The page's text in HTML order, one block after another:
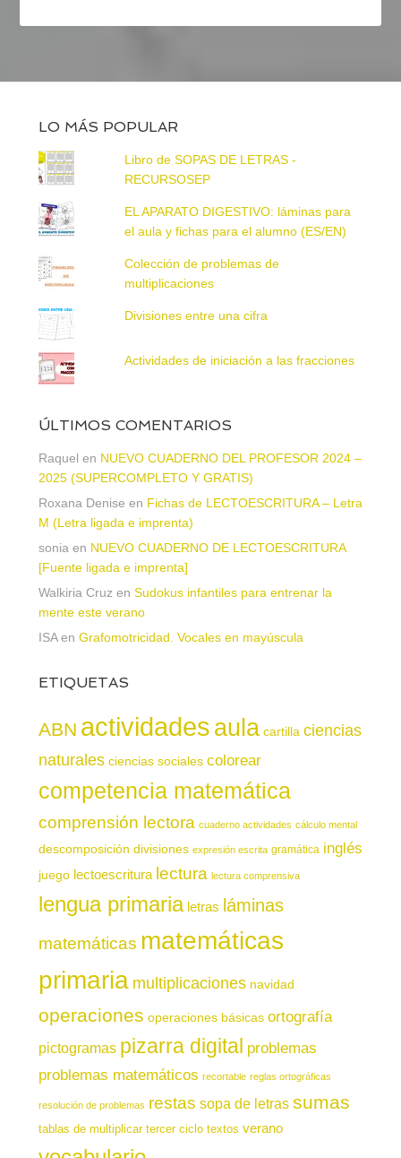
LO MÁS POPULAR
Libro de SOPAS DE LETRAS -
RECURSOSEP
EL APARATO DIGESTIVO: láminas para
el aula y fichas para el alumno (ES/EN)
Colección de problemas de
multiplicaciones
Divisiones entre una cifra
Actividades de iniciación a las fracciones
ÚLTIMOS COMENTARIOS
Raquel en NUEVO CUADERNO DEL PROFESOR 2024 –
2025 (SUPERCOMPLETO Y GRATIS)
Roxana Denise en Fichas de LECTOESCRITURA – Letra
M (Letra ligada e imprenta)
soniaen NUEVO CUADERNO DE LECTOESCRITURA
[Fuente ligada e imprenta]
Walkiria Cruzen Sudokus infantiles para entrenar la
mente este verano
ISAen Grafomotricidad. Vocales en mayúscula
ETIQUETAS
ABN actividadesaula cartilla ciencias
naturales ciencias sociales colorear
competencia matemática
comprensión lectora cuaderno actividades cálculo mental
descomposición divisiones expresión escrita gramática inglés
juego lectoescritura lectura lectura comprensiva
lengua primaria letras láminas
matemáticas matemáticas
primaria multiplicaciones navidad
operaciones operaciones básicas ortografía
pictogramas pizarra digital problemas
problemas matemáticos recortable reglas ortográficas
resolución de problemas restas sopa de letras sumas
tablas de multiplicar tercer ciclo textos verano